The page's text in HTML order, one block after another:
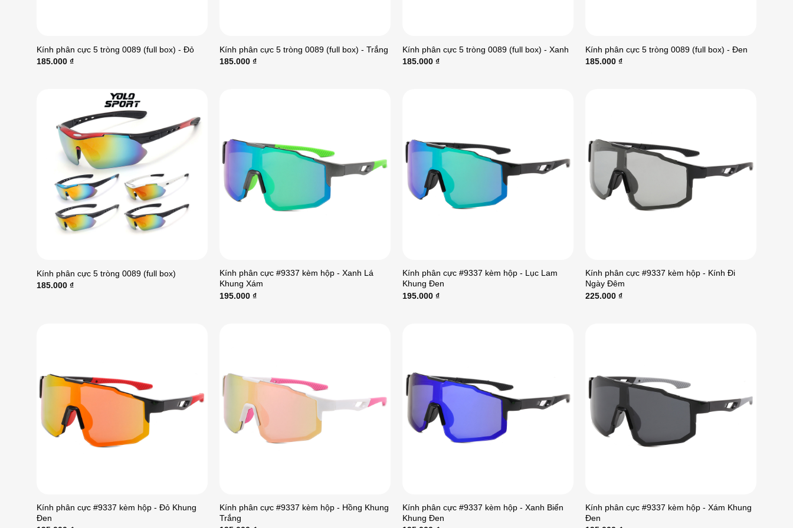
Kính phân cực 5 tròng 0089 (full box) - Đỏ
185.000 ₫
Kính phân cực 5 tròng 0089 (full box) - Trắng
185.000 ₫
Kính phân cực 5 tròng 0089 (full box) - Xanh
185.000 ₫
Kính phân cực 5 tròng 0089 (full box) - Đen
185.000 ₫
Kính phân cực 5 tròng 0089 (full box)
185.000 ₫
Kính phân cực #9337 kèm hộp - Xanh Lá
Khung Xám
195.000 ₫
Kính phân cực #9337 kèm hộp - Lục Lam
Khung Đen
195.000 ₫
Kính phân cực #9337 kèm hộp - Kính Đi
Ngày Đêm
225.000 ₫
Kính phân cực #9337 kèm hộp - Đỏ Khung
Đen
Kính phân cực #9337 kèm hộp - Hồng Khung
Trắng
Kính phân cực #9337 kèm hộp - Xanh Biển
Khung Đen
Kính phân cực #9337 kèm hộp - Xám Khung
Đen